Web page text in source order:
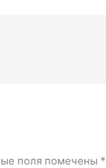
поля помечены *